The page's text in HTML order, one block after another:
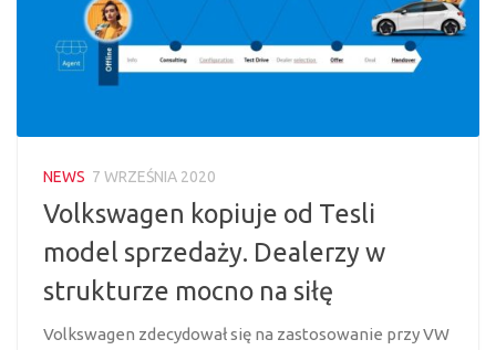
NEWS 7 WRZEŚNIA 2020
Volkswagen kopiuje od Tesli
model sprzedaży. Dealerzy w
strukturze mocno na siłę
Volkswagen zdecydował się na zastosowanie przy VW